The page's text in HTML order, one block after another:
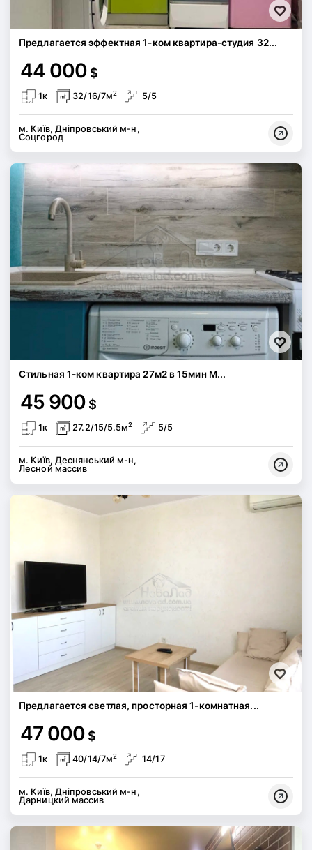
Предлагается эффектная 1-ком квартира-студия 32...
44 000 $
1к 32/16/7м2 5/5
м. Київ, Дніпровський м-н,
Соцгород
Стильная 1-ком квартира 27м2 в 15мин М...
45 900 $
1к 27.2/15/5.5м2 5/5
м. Київ, Деснянський м-н,
Лесной массив
Предлагается светлая, просторная 1-комнатная...
47 000 $
1к 40/14/7м2 14/17
м. Київ, Дніпровський м-н,
Дарницкий массив